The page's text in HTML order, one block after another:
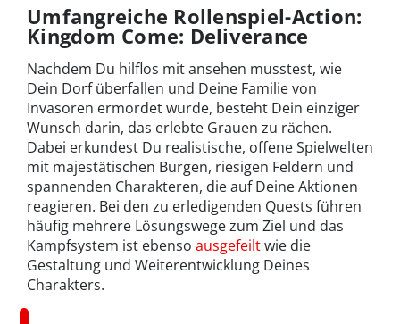
Umfangreiche Rollenspiel-Action:
Kingdom Come: Deliverance
Nachdem Du hilflos mit ansehen musstest, wie
Dein Dorf überfallen und Deine Familie von
Invasoren ermordet wurde, besteht Dein einziger
Wunsch darin, das erlebte Grauen zu rächen.
Dabei erkundest Du realistische, offene Spielwelten
mit majestätischen Burgen, riesigen Feldern und
spannenden Charakteren, die auf Deine Aktionen
reagieren. Bei den zu erledigenden Quests führen
häufig mehrere Lösungswege zum Ziel und das
Kampfsystem ist ebenso ausgefeiltwie die
Gestaltung und Weiterentwicklung Deines
Charakters.